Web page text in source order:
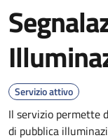
Servizio attivo
Il servizio permette
di pubblica